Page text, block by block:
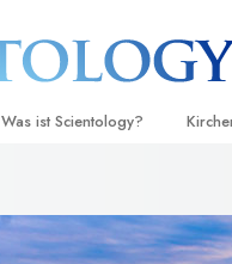
Was ist Scientology?
Scientology Bekenntnisse und
Kodizes